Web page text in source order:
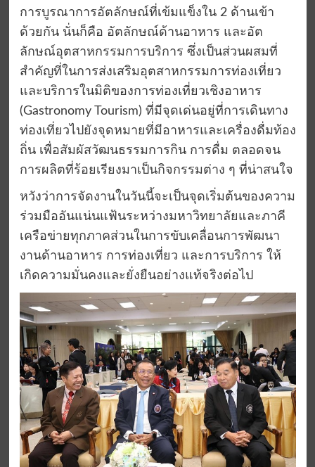
การบูรณาการอัตลักษณ์ที่เข้มแข็งใน 2 ด้านเข้า
ด้วยกัน นั่นก็คือ อัตลักษณ์ด้านอาหาร และอัต
ลักษณ์อุตสาหกรรมการบริการ ซึ่งเป็นส่วนผสมที่
สำคัญที่ในการส่งเสริมอุตสาหกรรมการท่องเที่ยว
และบริการในมิติของการท่องเที่ยวเชิงอาหาร
(Gastronomy Tourism) ที่มีจุดเด่นอยู่ที่การเดินทาง
ท่องเที่ยวไปยังจุดหมายที่มีอาหารและเครื่องดื่มท้อง
ถิ่น เพื่อสัมผัสวัฒนธรรมการกิน การดื่ม ตลอดจน
การผลิตที่ร้อยเรียงมาเป็นกิจกรรมต่าง ๆ ที่น่าสนใจ
หวังว่าการจัดงานในวันนี้จะเป็นจุดเริ่มต้นของความ
ร่วมมืออันแน่นแฟ้นระหว่างมหาวิทยาลัยและภาคี
เครือข่ายทุกภาคส่วนในการขับเคลื่อนการพัฒนา
งานด้านอาหาร การท่องเที่ยว และการบริการ ให้
เกิดความมั่นคงและยั่งยืนอย่างแท้จริงต่อไป